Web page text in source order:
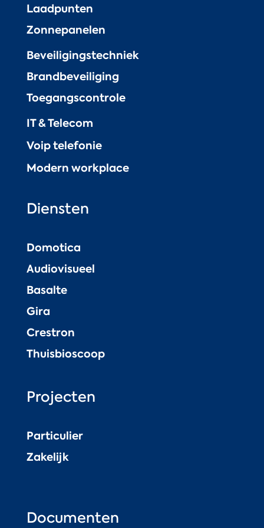
Laadpunten
Zonnepanelen
Beveiligingstechniek
Brandbeveiliging
Toegangscontrole
IT & Telecom
Voip telefonie
Modern workplace
Diensten
Domotica
Audiovisueel
Basalte
Gira
Crestron
Thuisbioscoop
Projecten
Particulier
Zakelijk
Documenten